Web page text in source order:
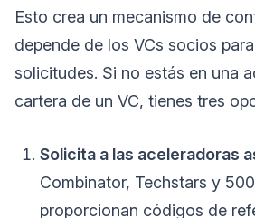
Esto crea un mecanismo de
depende de los VCs socios
solicitudes. Si no estás en una
cartera de un VC, tienes tres
Solicita a las aceleradoras
Combinator, Techstars y
proporcionan códigos de